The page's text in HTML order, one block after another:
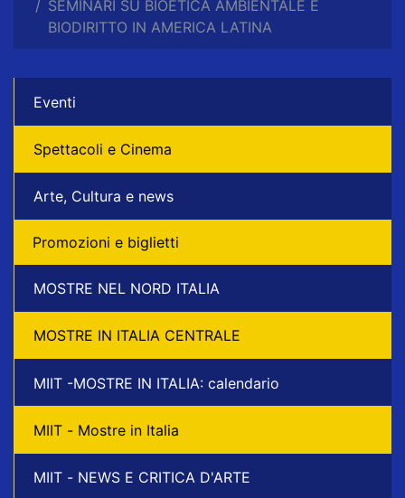
SEMINARI SU BIOETICA AMBIENTALE E
BIODIRITTO IN AMERICA LATINA
Eventi
Spettacoli e Cinema
Arte, Cultura e news
Promozioni e biglietti
MOSTRE NEL NORD ITALIA
MOSTRE IN ITALIA CENTRALE
MIIT -MOSTRE IN ITALIA: calendario
MIIT - Mostre in Italia
MIIT - NEWS E CRITICA D'ARTE